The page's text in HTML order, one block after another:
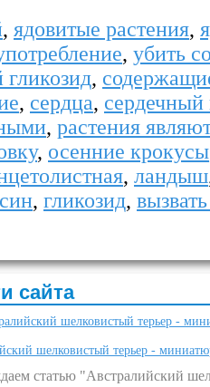
, ядовитые растения,
, убить
гликозид,
, сердца, сердечный
, растения
, осенние крокусы
, ландыш
, гликозид,
сайта
шелковистый терьер -
шелковистый терьер -
статью "Австралийский